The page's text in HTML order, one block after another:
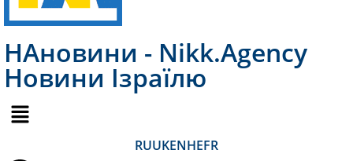
НАновини - Nikk.Agency
Новини Ізраїлю
RUUKENHEFR